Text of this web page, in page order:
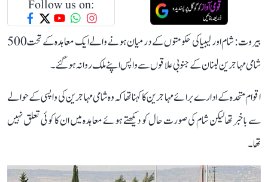
Follow us on:
بیروت : شام اور لیبیا کی حکومتوں کے درمیان ہونے والے ایک معاہدہ کے تحت 500
شامی مہاجرین لبنان کے جنوبی علاقوں سے واپس اپنے ملک روانہ ہوگئے۔
اقوام متحدہ کے ادارے برائے مہاجرین کا کہنا تھا کہ وہ شامی مہاجرین کی واپسی کے حوالے
سے باخبر تھا لیکن شام کی صورت حال کو دیکھتے ہوئے معاہدہ میں ان کا کوئی تعلق نہیں
تھا۔